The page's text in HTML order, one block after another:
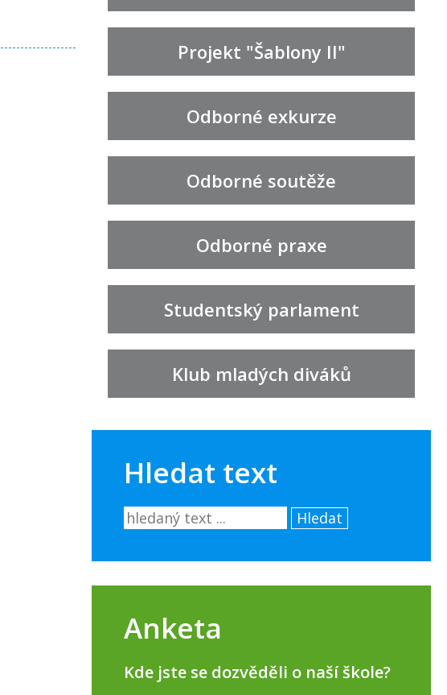
Projekt "Šablony II"
Odborné exkurze
Odborné soutěže
Odborné praxe
Studentský parlament
Klub mladých diváků
Hledat text
Hledat
Anketa
Kde jste se dozvěděli o naší škole?